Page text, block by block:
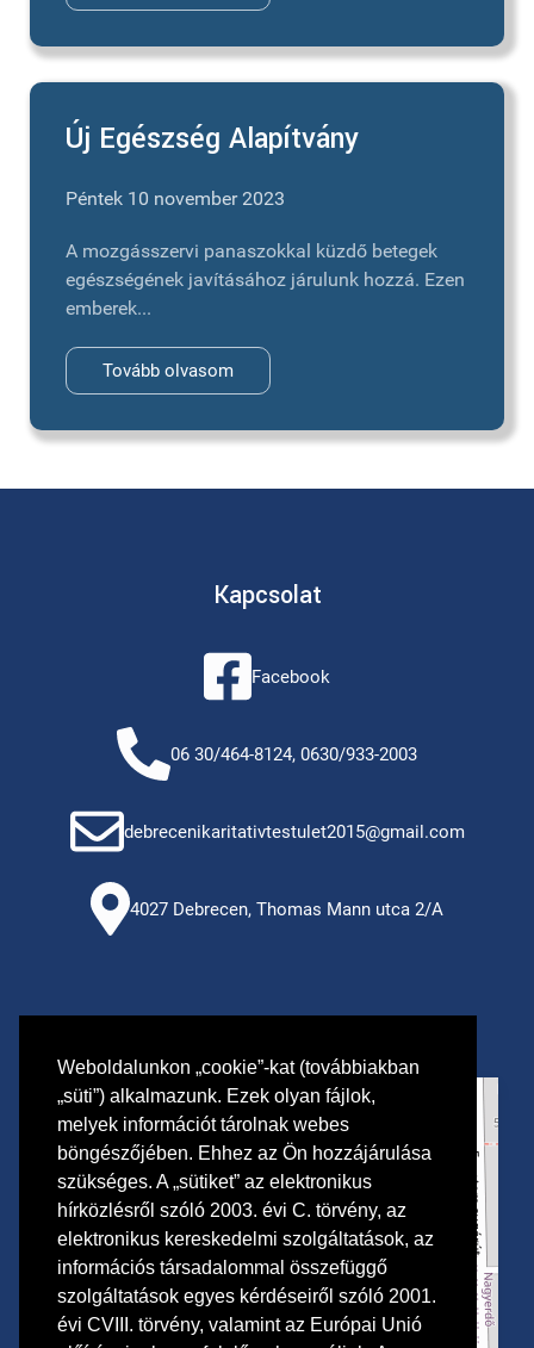
Weboldalunkon „cookie”-kat (továbbiakban
„süti”) alkalmazunk. Ezek olyan fájlok,
melyek információt tárolnak webes
böngészőjében. Ehhez az Ön hozzájárulása
szükséges. A „sütiket” az elektronikus
hírközlésről szóló 2003. évi C. törvény, az
elektronikus kereskedelmi szolgáltatások, az
információs társadalommal összefüggő
szolgáltatások egyes kérdéseiről szóló 2001.
évi CVIII. törvény, valamint az Európai Unió
Új Egészség Alapítvány
Péntek 10 november 2023
A mozgásszervi panaszokkal küzdő betegek
egészségének javításához járulunk hozzá. Ezen
emberek...
Tovább olvasom
Kapcsolat
Facebook
06 30/464-8124, 0630/933-2003
debrecenikaritativtestulet2015@gmail.com
4027 Debrecen, Thomas Mann utca 2/A
DMJV Család- és Gyermekjóléti Központja
+
−